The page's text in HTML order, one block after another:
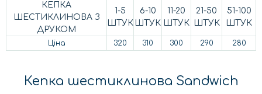
КЕПКА
ШЕСТИКЛИНОВА З
ДРУКОМ
1-5
ШТУК
6-10
ШТУК
11-20
ШТУК
21-50
ШТУК
51-100
ШТУК
Ціна 320 310 300 290 280
Кепка шестиклинова Sandwich